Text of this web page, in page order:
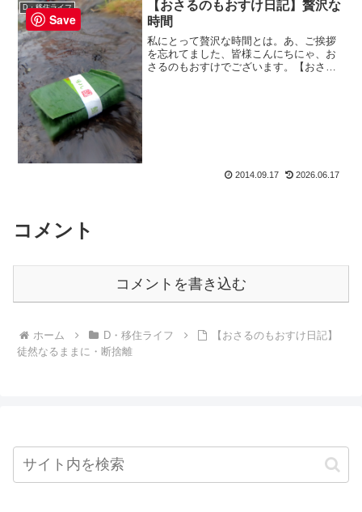
D・移住ライフ
【おさるのもおすけ日記】贅沢な
時間
私にとって贅沢な時間とは。あ、ご挨拶
を忘れてました、皆様こんにちにゃ、お
さるのもおすけでございます。【おさる
2014.09.17 2026.06.17
コメント
コメントを書き込む
ホーム D・移住ライフ
【おさるのもおすけ日記】
徒然なるままに・断捨離
Save